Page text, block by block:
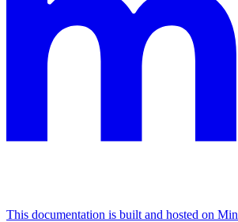
This documentation is built and hosted on